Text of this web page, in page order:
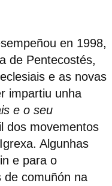
en 1998,
de Pentecostés,
e as novas
impartiu unha
e o seu
dos movementos
Algunhas
e para o
de comuñón na